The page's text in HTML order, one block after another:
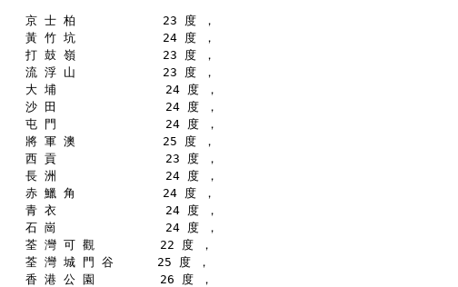
京 士 柏            23 度 ，
黃 竹 坑            24 度 ，
打 鼓 嶺            23 度 ，
流 浮 山            23 度 ，
大 埔               24 度 ，
沙 田               24 度 ，
屯 門               24 度 ，
將 軍 澳            25 度 ，
西 貢               23 度 ，
長 洲               24 度 ，
赤 鱲 角            24 度 ，
青 衣               24 度 ，
石 崗               24 度 ，
荃 灣 可 觀         22 度 ，
荃 灣 城 門 谷      25 度 ，
香 港 公 園         26 度 ，